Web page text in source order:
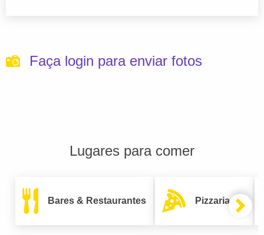
Faça login para enviar fotos
Lugares para comer
Bares & Restaurantes Pizzarias